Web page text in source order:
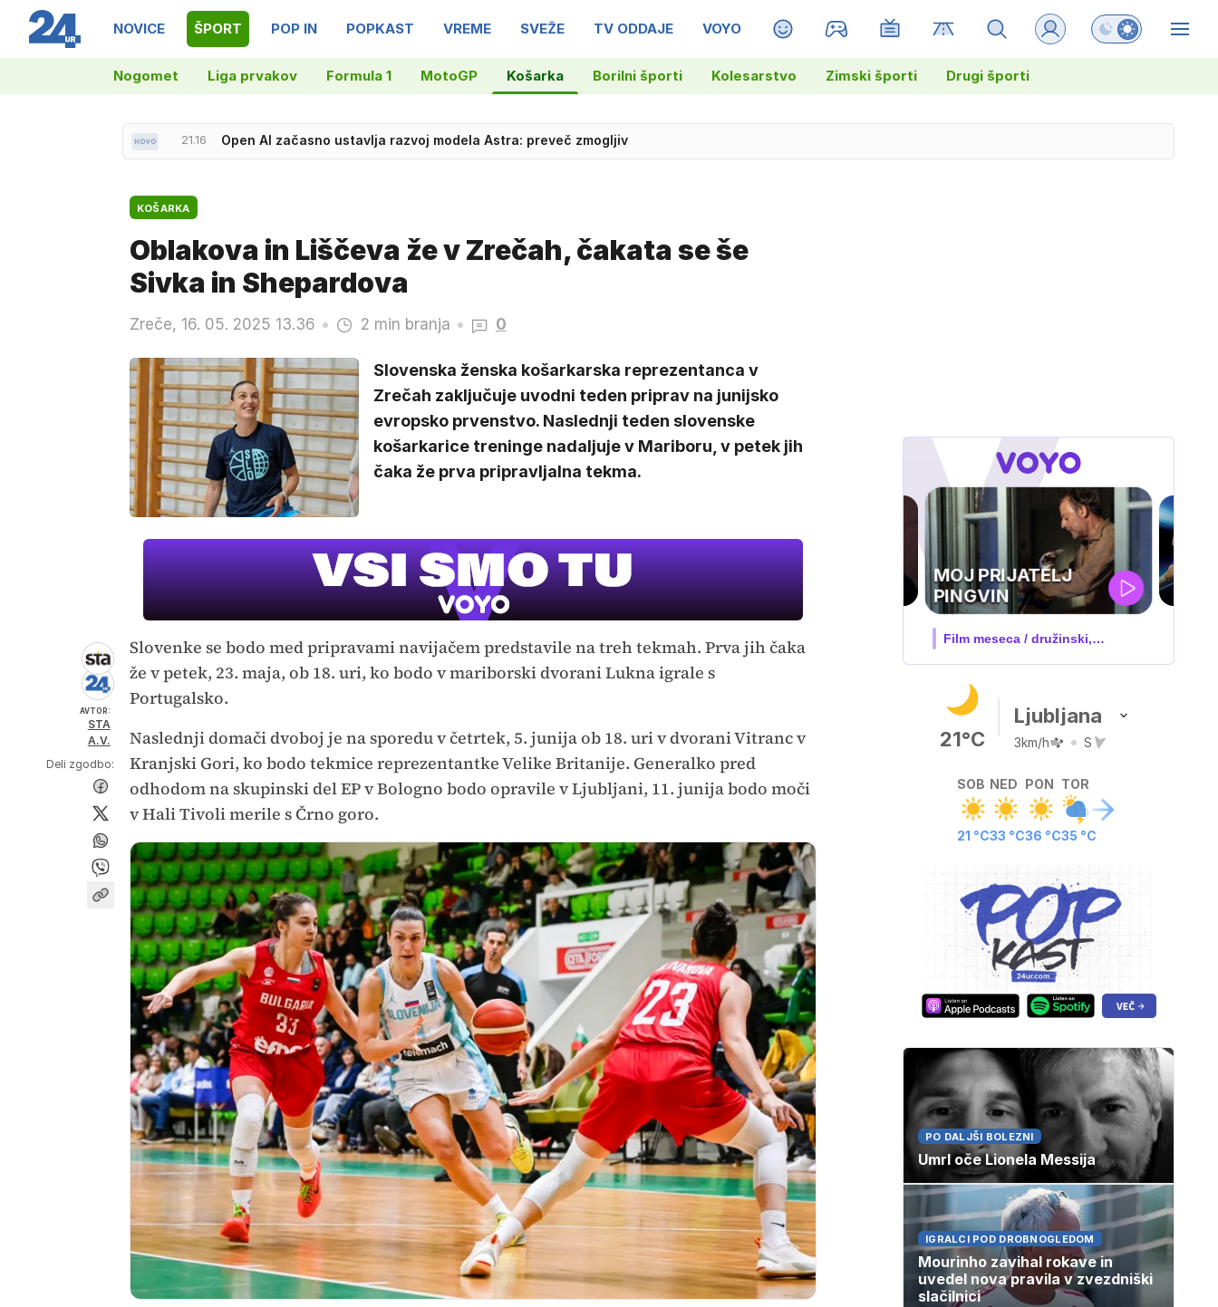
NOVICE ŠPORT POP IN POPKAST VREME SVEŽE TV ODDAJE VOYO MAGAZIN Preklopi barvni
Nogomet Liga prvakov Formula 1 MotoGP Košarka Borilni športi Kolesarstvo Zimski športi Drugi športi
Open AI začasno ustavlja razvoj modela Astra: preveč zmogljiv
Bolgarija zaradi drona na pogovor poklicala ukrajinsko veleposlanico
KOŠARKA
Oblakova in Liščeva že v Zrečah, čakata se še
Sivka in Shepardova
Zreče, 16. 05. 2025 13.36 2 min branja 0
Slovenska ženska košarkarska reprezentanca v
Zrečah zaključuje uvodni teden priprav na junijsko
evropsko prvenstvo. Naslednji teden slovenske
košarkarice treninge nadaljuje v Mariboru, v petek jih
čaka že prva pripravljalna tekma.
AVTOR:
STA
A.V.
Deli zgodbo:
Slovenke se bodo med pripravami navijačem predstavile na treh tekmah. Prva jih čaka
že v petek, 23. maja, ob 18. uri, ko bodo v mariborski dvorani Lukna igrale s
Portugalsko.
Naslednji domači dvoboj je na sporedu v četrtek, 5. junija ob 18. uri v dvorani Vitranc v
Kranjski Gori, ko bodo tekmice reprezentantke Velike Britanije. Generalko pred
odhodom na skupinski del EP v Bologno bodo opravile v Ljubljani, 11. junija bodo moči
v Hali Tivoli merile s Črno goro.
UEFA
SUPERPOKAL
V živo na VOYO: sreda ob 20.30
21°C
Ljubljana
3km/h S
SOB
21 °C
NED
33 °C
PON
36 °C
TOR
35 °C
PO DALJŠI BOLEZNI
Umrl oče Lionela Messija
IGRALCI POD DROBNOGLEDOM
Mourinho zavihal rokave in
uvedel nova pravila v zvezdniški
slačilnici